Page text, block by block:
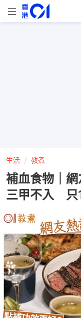
生活 教煮
補血食物｜
三甲不入 只